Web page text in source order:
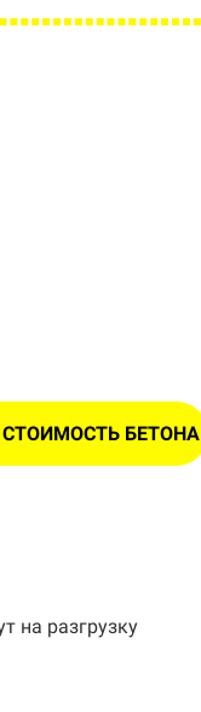
СТОИМОСТЬ БЕТОНА
на разгрузку